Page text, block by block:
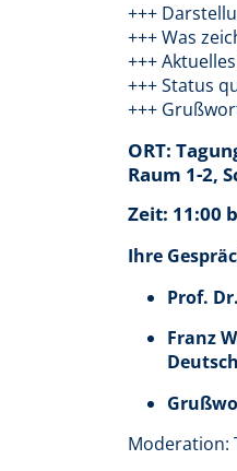
+++
+++ Was
+++
+++ Status
+++
ORT:
Raum 1-2,
Zeit: 11:00
Ihre
Prof.
Franz
Moderation: